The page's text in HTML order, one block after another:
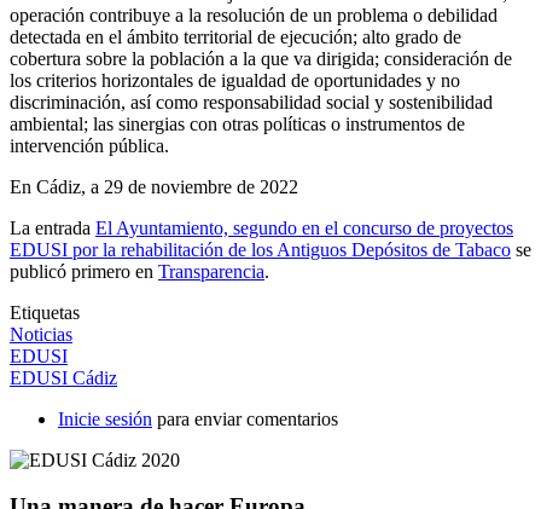
operación contribuye a la resolución de un problema o debilidad
detectada en el ámbito territorial de ejecución; alto grado de
cobertura sobre la población a la que va dirigida; consideración de
los criterios horizontales de igualdad de oportunidades y no
discriminación, así como responsabilidad social y sostenibilidad
ambiental; las sinergias con otras políticas o instrumentos de
intervención pública.
En Cádiz, a 29 de noviembre de 2022
La entrada El Ayuntamiento, segundo en el concurso de proyectos
EDUSI por la rehabilitación de los Antiguos Depósitos de Tabaco se
publicó primero en Transparencia.
Etiquetas
Noticias
EDUSI
EDUSI Cádiz
Inicie sesión para enviar comentarios